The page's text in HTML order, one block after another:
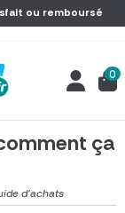
ou remboursé
0
ça
d'achats